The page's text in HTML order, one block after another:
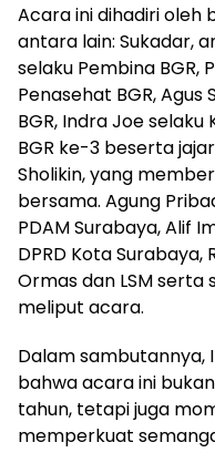
Acara ini dihadiri oleh
antara lain: Sukadar,
selaku Pembina BGR,
Penasehat BGR,
BGR, Indra Joe selaku
BGR ke-3 beserta
Sholikin, yang
bersama. Agung
PDAM Surabaya, Alif
DPRD Kota
Ormas dan LSM
meliput acara.
Dalam sambutannya,
bahwa acara ini
tahun, tetapi juga
memperkuat